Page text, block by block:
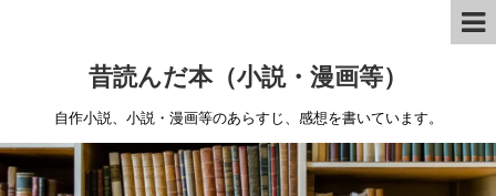
昔読んだ本（小説・漫画等）
自作小説、小説・漫画等のあらすじ、感想を書いています。